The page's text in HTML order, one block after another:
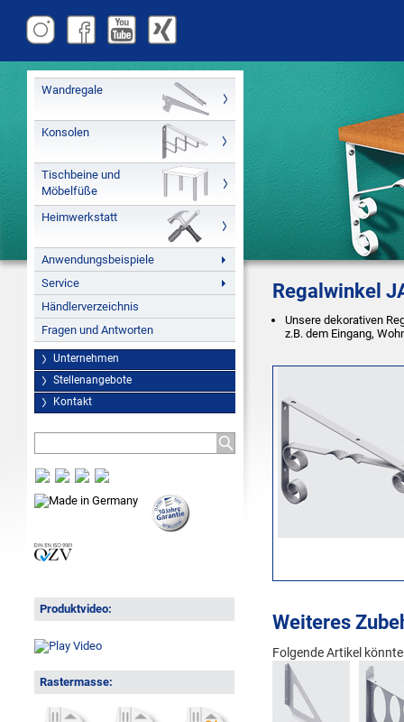
Wandregale
Konsolen
Tischbeine und
Möbelfüße
Heimwerkstatt
Anwendungsbeispiele
Service
Händlerverzeichnis
Fragen und Antworten
Unternehmen
Stellenangebote
Kontakt
Produktvideo:
Rastermasse:
Regalwinkel
Unsere dekorativen
z.B. dem Eingang,
Weiteres
Folgende Artikel